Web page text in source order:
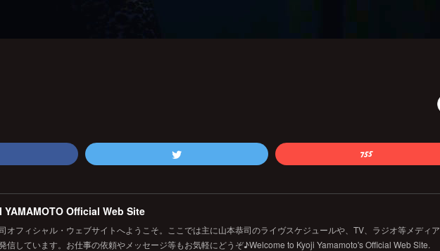
YAMAMOTO Official Web Site
オフィシャル・ウェブサイトへようこそ。ここでは主に山本恭司のライヴスケジュールや、TV、ラジオ等メディア
信しています。お仕事の依頼やメッセージ等もお気軽にどうぞ♪Welcome to Kyoji Yamamoto's Official Web Site.